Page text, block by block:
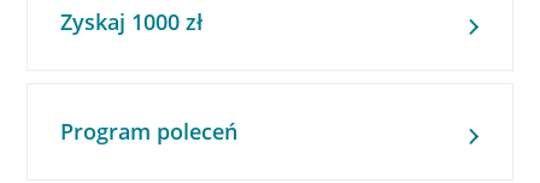
Zyskaj 1000 zł
Program poleceń